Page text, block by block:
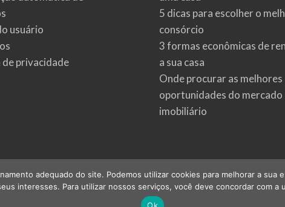
usuário
de privacidade
5 dicas para escolher o
consórcio
3 formas econômicas de
a sua casa
Onde procurar as melhores
oportunidades do mercado
imobiliário
©2026imoveis.net| Todos os direitos reservados.
adequado do site. Podemos utilizar cookies para melhorar a
interesses. Para utilizar nossos serviços, você deve concordar com a
Ok